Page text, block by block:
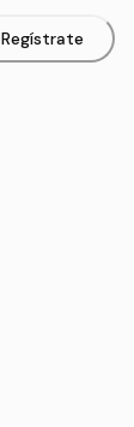
Regístrate